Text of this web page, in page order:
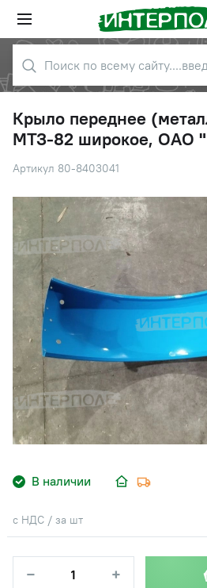
Крыло переднее
МТЗ-82 широкое, ОАО
Артикул 80-8403041
В наличии
с НДС / за шт
− +